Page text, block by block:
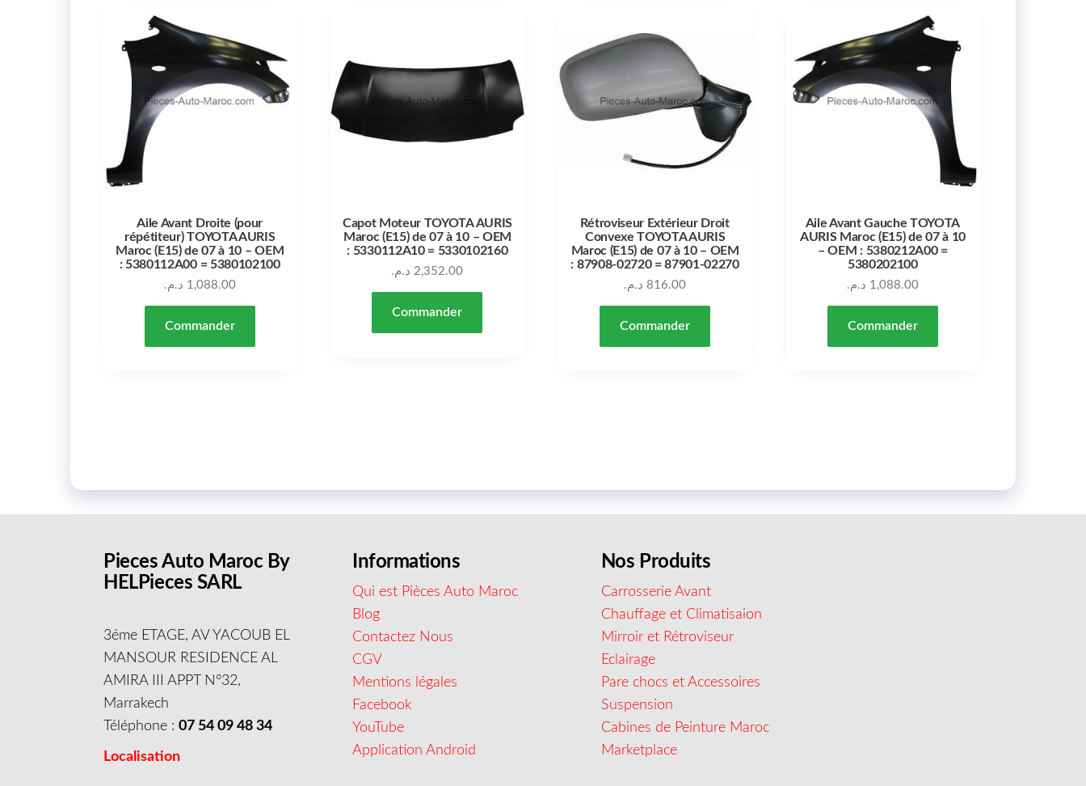
Aile Avant Droite (pour
répétiteur) TOYOTA AURIS
Maroc (E15) de 07 à 10 – OEM
: 5380112A00 = 5380102100
1,088.00 د.م.
Commander
Capot Moteur TOYOTA AURIS
Maroc (E15) de 07 à 10 – OEM
: 5330112A10 = 5330102160
2,352.00 د.م.
Commander
Rétroviseur Extérieur Droit
Convexe TOYOTA AURIS
Maroc (E15) de 07 à 10 – OEM
: 87908-02720 = 87901-02270
816.00 د.م.
Commander
Aile Avant Gauche TOYOTA
AURIS Maroc (E15) de 07 à 10
– OEM : 5380212A00 =
5380202100
1,088.00 د.م.
Commander
Pieces Auto Maroc By
HELPieces SARL
3éme ETAGE, AV YACOUB EL
MANSOUR RESIDENCE AL
AMIRA III APPT N°32,
Marrakech
Téléphone :07 54 09 48 34
Localisation
Informations
Qui est Pièces Auto Maroc
Blog
Contactez Nous
CGV
Mentions légales
Facebook
YouTube
Application Android
Nos Produits
Carrosserie Avant
Chauffage et Climatisaion
Mirroir et Rétroviseur
Eclairage
Pare chocs et Accessoires
Suspension
Cabines de Peinture Maroc
Marketplace